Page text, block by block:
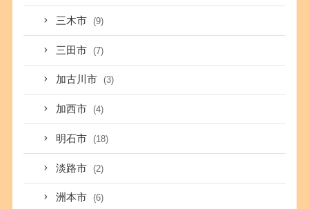
三木市 (9)
三田市 (7)
加古川市 (3)
加西市 (4)
明石市 (18)
淡路市 (2)
洲本市 (6)